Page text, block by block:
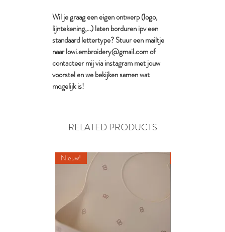
Wil je graag een eigen ontwerp (logo,
lijntekening,...) laten borduren ipv een
standaard lettertype? Stuur een mailtje
naar lowi.embroidery@gmail.com of
contacteer mij via instagram met jouw
voorstel en we bekijken samen wat
mogelijk is!
RELATED PRODUCTS
Nieuw!